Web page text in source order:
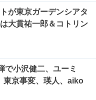
が東京ガーデンシアタ
大貫祐一郎＆コトリン
で小沢健二、ユーミ
東京事変、瑛人、aiko